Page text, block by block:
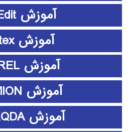
آموزش L-Edit
آموزش Latex
آموزش LISREL
آموزش LUMION
آموزش MAXQDA